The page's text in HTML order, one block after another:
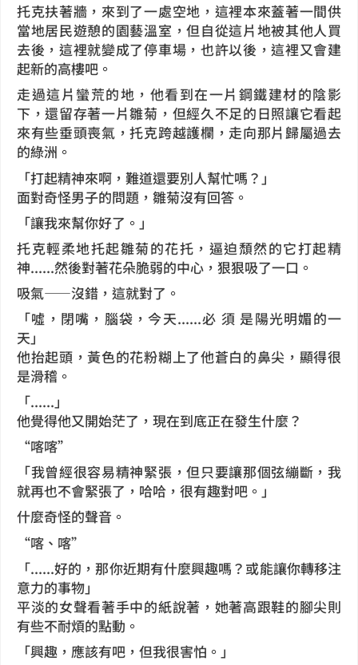
托克扶著牆，來到了一處空地，這裡本來蓋著一間供
當地居民遊憩的園藝溫室，但自從這片地被其他人買
去後，這裡就變成了停車場，也許以後，這裡又會建
起新的高樓吧。
走過這片蠻荒的地，他看到在一片鋼鐵建材的陰影
下，還留存著一片雛菊，但經久不足的日照讓它看起
來有些垂頭喪氣，托克跨越護欄，走向那片歸屬過去
的綠洲。
「打起精神來啊，難道還要別人幫忙嗎？」
面對奇怪男子的問題，雛菊沒有回答。
「讓我來幫你好了。」
托克輕柔地托起雛菊的花托，逼迫頹然的它打起精
神......然後對著花朵脆弱的中心，狠狠吸了一口。
吸氣——沒錯，這就對了。
「噓，閉嘴，腦袋，今天......必 須 是陽光明媚的一
天」
他抬起頭，黃色的花粉糊上了他蒼白的鼻尖，顯得很
是滑稽。
「......」
他覺得他又開始茫了，現在到底正在發生什麼？
“喀喀”
「我曾經很容易精神緊張，但只要讓那個弦繃斷，我
就再也不會緊張了，哈哈，很有趣對吧。」
什麼奇怪的聲音。
“喀、喀”
「......好的，那你近期有什麼興趣嗎？或能讓你轉移注
意力的事物」
平淡的女聲看著手中的紙說著，她著高跟鞋的腳尖則
有些不耐煩的點動。
「興趣，應該有吧，但我很害怕。」